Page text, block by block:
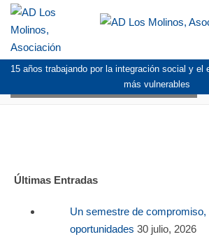
15 años trabajando por la integración social y el
más vulnerables
LOGO_LA_CAIXA_MICROBANK
Últimas Entradas
Un semestre de compromiso,
oportunidades 30 julio, 2026